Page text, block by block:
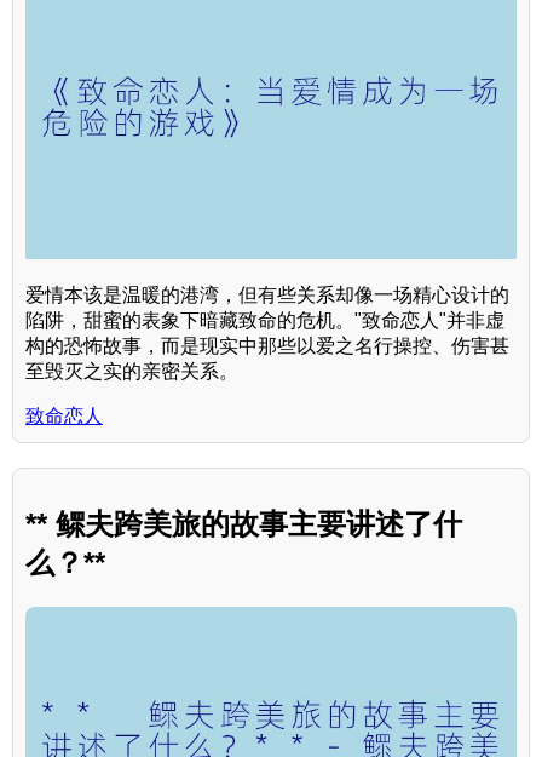
爱情本该是温暖的港湾，但有些关系却像一场精心设计的
陷阱，甜蜜的表象下暗藏致命的危机。"致命恋人"并非虚
构的恐怖故事，而是现实中那些以爱之名行操控、伤害甚
至毁灭之实的亲密关系。
致命恋人
** 鳏夫跨美旅的故事主要讲述了什
么？**